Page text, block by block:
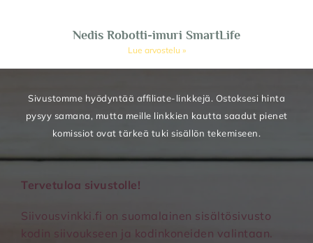
Nedis Robotti-imuri SmartLife
Lue arvostelu »
Sivustomme hyödyntää affiliate-linkkejä. Ostoksesi hinta
pysyy samana, mutta meille linkkien kautta saadut pienet
komissiot ovat tärkeä tuki sisällön tekemiseen.
Tervetuloa sivustolle!
Siivousvinkki.fi on suomalainen sisältösivusto
kodin siivoukseen ja kodinkoneiden valintaan.